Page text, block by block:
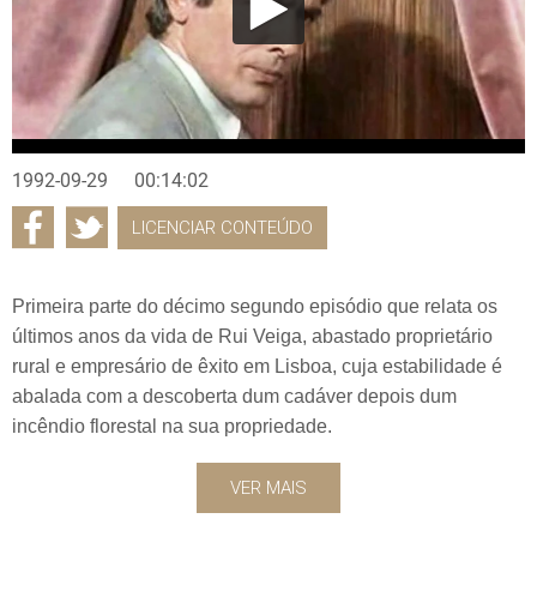
1992-09-29 00:14:02
LICENCIAR CONTEÚDO
Primeira parte do décimo segundo episódio que relata os
últimos anos da vida de Rui Veiga, abastado proprietário
rural e empresário de êxito em Lisboa, cuja estabilidade é
abalada com a descoberta dum cadáver depois dum
incêndio florestal na sua propriedade.
VER MAIS